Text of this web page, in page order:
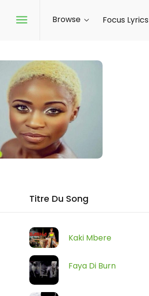
Browse Focus Lyrics
Titre Du Song
Kaki Mbere
Faya Di Burn